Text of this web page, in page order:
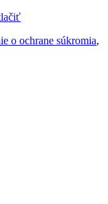
o ochrane súkromia,